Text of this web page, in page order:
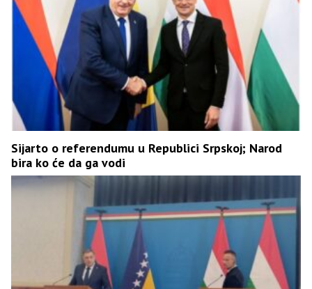
Sijarto o referendumu u Republici Srpskoj; Narod
bira ko će da ga vodi